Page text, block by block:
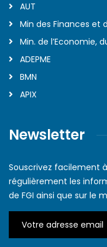
AUT
Min des Finances et
Min. de l’Economie,
ADEPME
BMN
APIX
Newsletter
Souscrivez facilement
régulièrement les
de FGI ainsi que sur le